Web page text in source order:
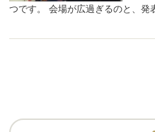
つです。 会場が広過ぎるのと、発